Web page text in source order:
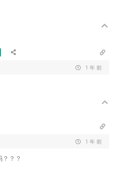
1 年 前
1 年 前
？？